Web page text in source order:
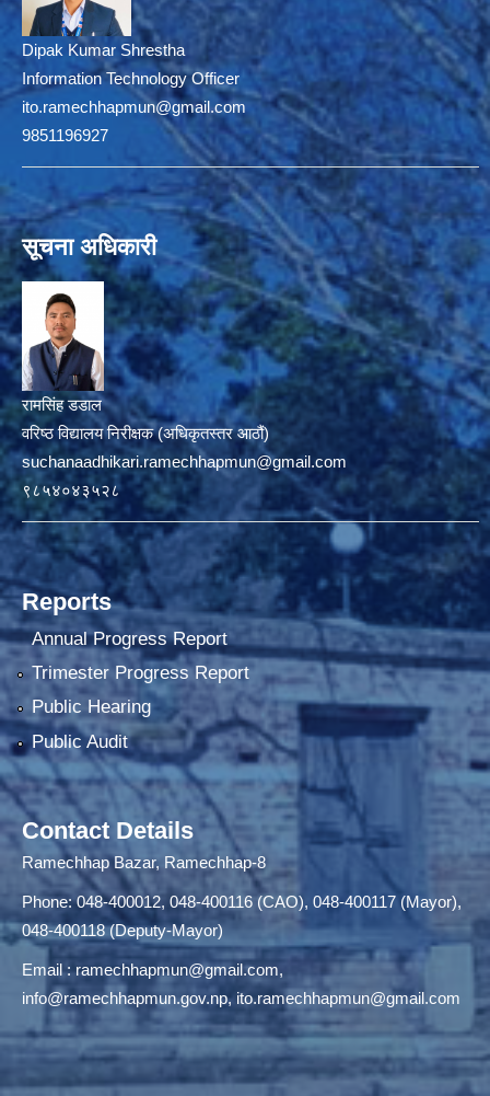
Dipak Kumar Shrestha
Information Technology Officer
ito.ramechhapmun@gmail.com
9851196927
सूचना अधिकारी
रामसिंह डडाल
वरिष्ठ विद्यालय निरीक्षक (अधिकृतस्तर आठौं)
suchanaadhikari.ramechhapmun@gmail.com
९८५४०४३५२८
Reports
Annual Progress Report
Trimester Progress Report
Public Hearing
Public Audit
Contact Details
Ramechhap Bazar, Ramechhap-8
Phone: 048-400012, 048-400116 (CAO), 048-400117 (Mayor),
048-400118 (Deputy-Mayor)
Email :ramechhapmun@gmail.com,
info@ramechhapmun.gov.np, ito.ramechhapmun@gmail.com